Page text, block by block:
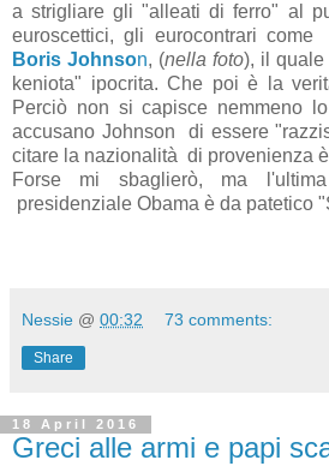
a strigliare gli "alleati di ferro" al
euroscettici, gli eurocontrari
Boris Johnson, (nella foto), il
keniota" ipocrita. Che poi è la
Perciò non si capisce nemmeno
accusano Johnson di essere
citare la nazionalità di provenienza
Forse mi sbaglierò, ma
presidenziale Obama è da patetico
Nessie @ 00:32 73 comments:
Share
18 April 2016
Greci alle armi e papi